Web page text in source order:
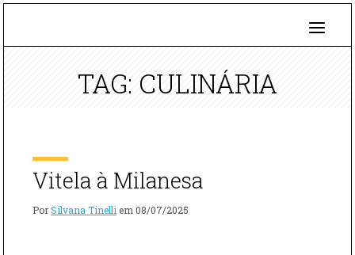
TAG: CULINÁRIA
Vitela à Milanesa
PorSilvana Tinelli em 08/07/2025